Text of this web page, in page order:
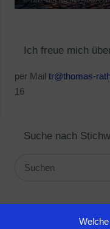
Ich freue mich
per Mail tr@thomas-
16
Suche nach